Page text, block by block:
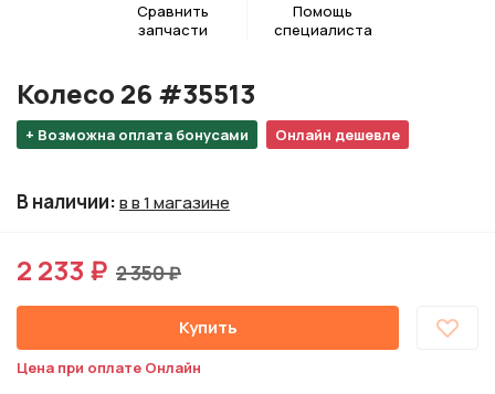
Сравнить
запчасти
Помощь
специалиста
+ Возможна оплата бонусами Онлайн дешевле
Колесо 26 #35513
В наличии:в в 1 магазине
2 233 ₽ 2 350 ₽
Купить
Цена при оплате Онлайн